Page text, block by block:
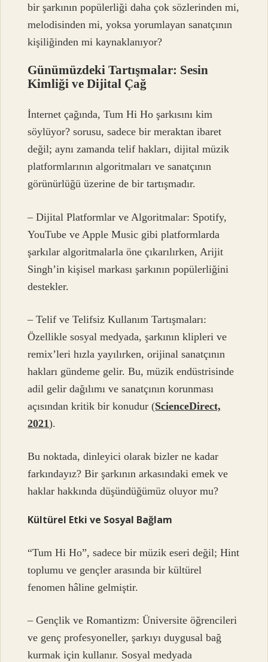
bir şarkının popülerliği daha çok sözlerinden mi,
melodisinden mi, yoksa yorumlayan sanatçının
kişiliğinden mi kaynaklanıyor?
Günümüzdeki Tartışmalar: Sesin
Kimliği ve Dijital Çağ
İnternet çağında,Tum Hi Ho şarkısını kim
söylüyor? sorusu, sadece bir meraktan ibaret
değil; aynı zamanda telif hakları, dijital müzik
platformlarının algoritmaları ve sanatçının
görünürlüğü üzerine de bir tartışmadır.
– Dijital Platformlar ve Algoritmalar: Spotify,
YouTube ve Apple Music gibi platformlarda
şarkılar algoritmalarla öne çıkarılırken, Arijit
Singh’in kişisel markası şarkının popülerliğini
destekler.
– Telif ve Telifsiz Kullanım Tartışmaları:
Özellikle sosyal medyada, şarkının klipleri ve
remix’leri hızla yayılırken, orijinal sanatçının
hakları gündeme gelir. Bu, müzik endüstrisinde
adil gelir dağılımı ve sanatçının korunması
açısından kritik bir konudur (ScienceDirect,
2021).
Bu noktada, dinleyici olarak bizler ne kadar
farkındayız? Bir şarkının arkasındaki emek ve
haklar hakkında düşündüğümüz oluyor mu?
Kültürel Etki ve Sosyal Bağlam
“Tum Hi Ho”, sadece bir müzik eseri değil; Hint
toplumu ve gençler arasında bir kültürel
fenomen hâline gelmiştir.
– Gençlik ve Romantizm: Üniversite öğrencileri
ve genç profesyoneller, şarkıyı duygusal bağ
kurmak için kullanır. Sosyal medyada